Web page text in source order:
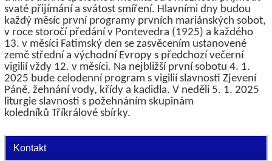
Kontakt
svaté přijímání a svátost smíření. Hlavními dny budou
každý měsíc první programy prvních mariánských sobot,
v roce storočí předání v Pontevedra (1925) a každého
13. v měsíci Fatimský den se zasvěcením ustanovené
země střední a východní Evropy s předchozí večerní
vigilií vždy 12. v měsíci. Na nejbližší první sobotu 4. 1.
2025 bude celodenní program s vigilií slavnosti Zjevení
Páně, žehnání vody, křídy a kadidla. V neděli 5. 1. 2025
liturgie slavnosti s požehnáním skupinám
koledníků Tříkrálové sbírky.